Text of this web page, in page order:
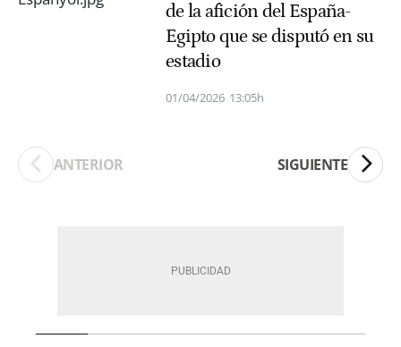
de la afición del España-
Egipto que se disputó en su
estadio
01/04/2026 13:05h
ANTERIOR SIGUIENTE